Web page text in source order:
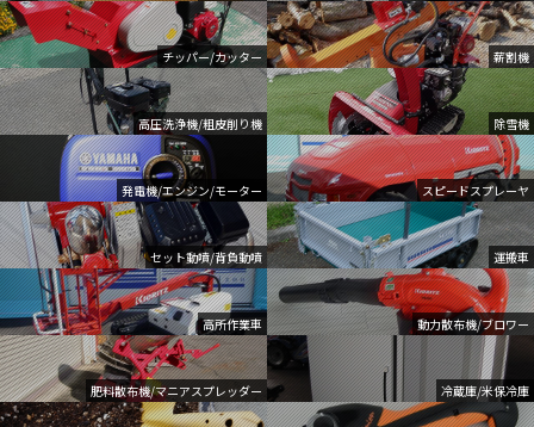
チッパー/カッター 薪割機
高圧洗浄機/粗皮削り機 除雪機
発電機/エンジン/モーター スピードスプレーヤ
セット動噴/背負動噴 運搬車
高所作業車 動力散布機/ブロワー
肥料散布機/マニアスプレッダー 冷蔵庫/米保冷庫